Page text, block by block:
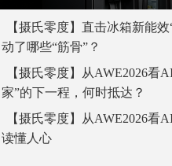
【摄氏零度】直击冰箱新能
动了哪些“筋骨”？
【摄氏零度】从AWE2026看
家”的下一程，何时抵达？
【摄氏零度】从AWE2026看
读懂人心